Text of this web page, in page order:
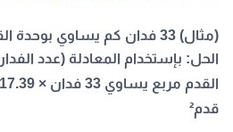
(مثال) 33 فدان كم يساوي بوحدة القدم مربع ؟
الحل:
قدم²